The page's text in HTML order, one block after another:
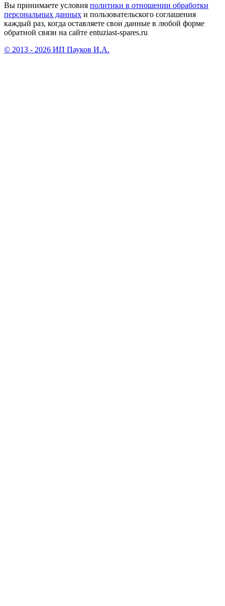
Вы принимаете условия политики в отношении обработки
персональных данных и пользовательского соглашения
каждый раз, когда оставляете свои данные в любой форме
обратной связи на сайте entuziast-spares.ru
© 2013 - 2026 ИП Пауков И.А.